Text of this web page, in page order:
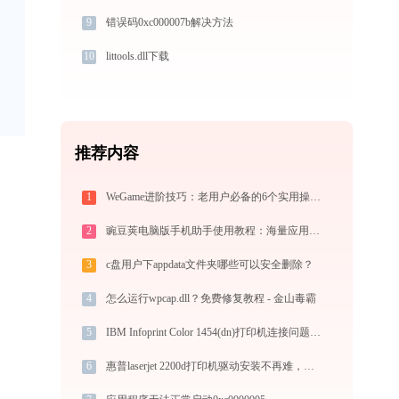
9 错误码0xc000007b解决方法
10 littools.dll下载
推荐内容
1 WeGame进阶技巧：老用户必备的6个实用操作指南
2 豌豆荚电脑版手机助手使用教程：海量应用一键发掘，电脑轻松管理安卓手机
3 c盘用户下appdata文件夹哪些可以安全删除？
4 怎么运行wpcap.dll？免费修复教程 - 金山毒霸
5 IBM Infoprint Color 1454(dn)打印机连接问题解决指南 -金山毒霸
6 惠普laserjet 2200d打印机驱动安装不再难，跟着这些步骤一学就会